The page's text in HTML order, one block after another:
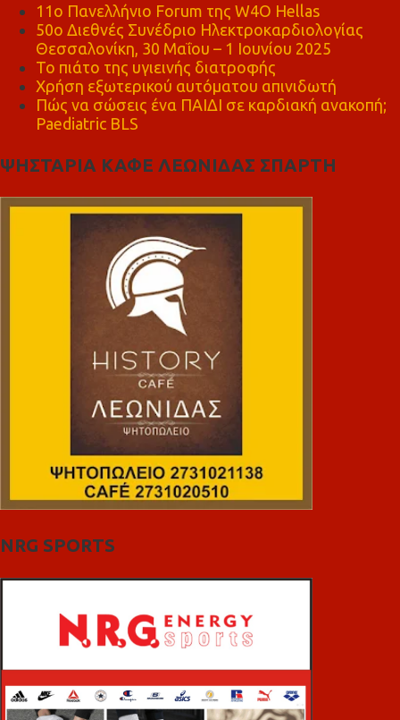
11ο Πανελλήνιο Forum της W4O Hellas
50ο Διεθνές Συνέδριο Ηλεκτροκαρδιολογίας
Θεσσαλονίκη, 30 Μαΐου – 1 Ιουνίου 2025
Το πιάτο της υγιεινής διατροφής
Χρήση εξωτερικού αυτόματου απινιδωτή
Πώς να σώσεις ένα ΠΑΙΔΙ σε καρδιακή ανακοπή;
Paediatric BLS
ΨΗΣΤΑΡΙΑ ΚΑΦΕ ΛΕΩΝΙΔΑΣ ΣΠΑΡΤΗ
NRG SPORTS